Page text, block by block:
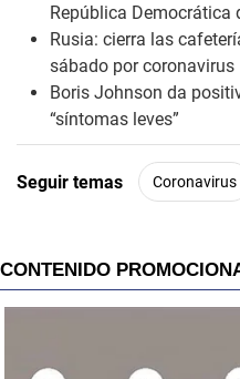
República Democrática
Rusia: cierra las
sábado por coronavirus
Boris Johnson da
“síntomas leves”
Seguir temas Coronavirus